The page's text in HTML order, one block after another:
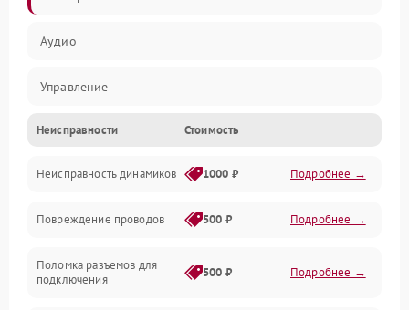
Аудио
Управление
Электропитание
Связь
Механические повреждения
Неисправности Стоимость
Неисправность динамиков 1000 ₽ Подробнее →
Повреждение проводов 500 ₽ Подробнее →
Поломка разъемов для
подключения
500 ₽ Подробнее →